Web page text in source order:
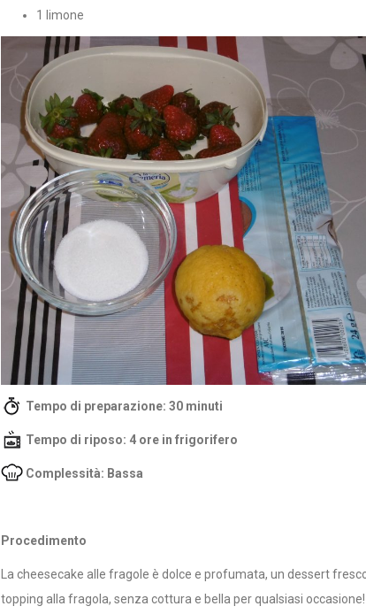
1 limone
Tempo di preparazione: 30 minuti
Tempo di riposo: 4 ore in frigorifero
Complessità: Bassa
Procedimento
La cheesecake alle fragole è dolce e profumata, un dessert
topping alla fragola, senza cottura e bella per qualsiasi occasione!